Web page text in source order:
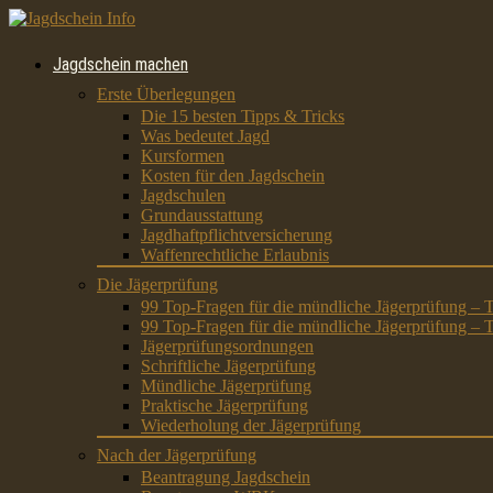
Jagdschein machen
Erste Überlegungen
Die 15 besten Tipps & Tricks
Was bedeutet Jagd
Kursformen
Kosten für den Jagdschein
Jagdschulen
Grundausstattung
Jagdhaftpflichtversicherung
Waffenrechtliche Erlaubnis
Die Jägerprüfung
99 Top-Fragen für die mündliche Jägerprüfung –
99 Top-Fragen für die mündliche Jägerprüfung –
Jägerprüfungsordnungen
Schriftliche Jägerprüfung
Mündliche Jägerprüfung
Praktische Jägerprüfung
Wiederholung der Jägerprüfung
Nach der Jägerprüfung
Beantragung Jagdschein